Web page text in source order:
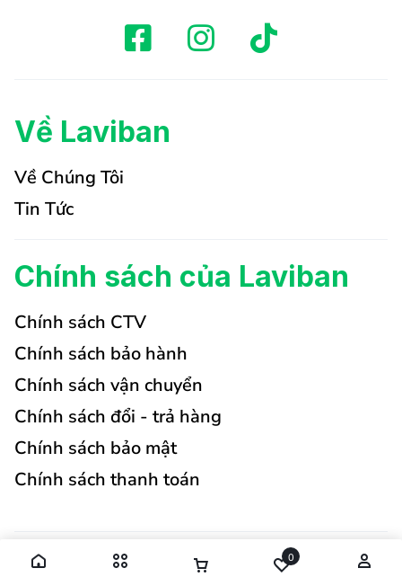
Về Laviban
Về Chúng Tôi
Tin Tức
Chính sách của Laviban
Chính sách CTV
Chính sách bảo hành
Chính sách vận chuyển
Chính sách đổi - trả hàng
Chính sách bảo mật
Chính sách thanh toán
0